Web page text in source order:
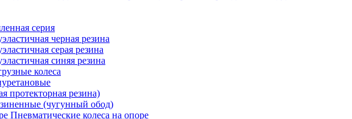
серия
черная резина
серая резина
синяя резина
колеса
протекторная резина)
(чугунный обод)
Пневматические колеса на опоре